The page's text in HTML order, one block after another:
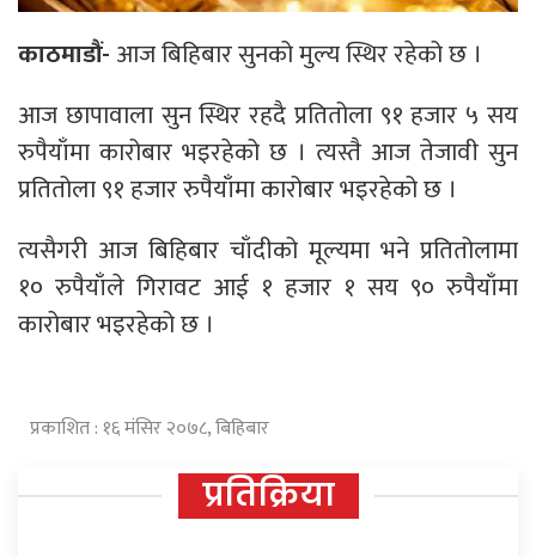
काठमाडौं- आज बिहिबार सुनको मुल्य स्थिर रहेको छ ।
आज छापावाला सुन स्थिर रहदै प्रतितोला ९१ हजार ५ सय
रुपैयाँमा कारोबार भइरहेको छ । त्यस्तै आज तेजावी सुन
प्रतितोला ९१ हजार रुपैयाँमा कारोबार भइरहेको छ ।
त्यसैगरी आज बिहिबार चाँदीको मूल्यमा भने प्रतितोलामा
१० रुपैयाँले गिरावट आई १ हजार १ सय ९० रुपैयाँमा
कारोबार भइरहेको छ ।
प्रकाशित : १६ मंसिर २०७८, बिहिबार
प्रतिक्रिया